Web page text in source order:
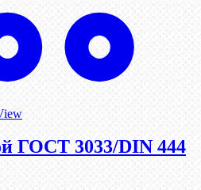
ГОСТ 3033/DIN 444